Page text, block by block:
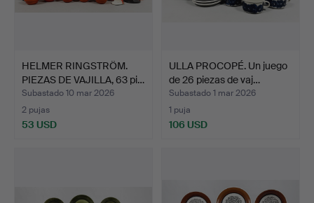
HELMER RINGSTRÖM.
PIEZAS DE VAJILLA, 63 pi…
Subastado 10 mar 2026
2 pujas
53 USD
ULLA PROCOPÉ. Un juego
de 26 piezas de vaj…
Subastado 1 mar 2026
1 puja
106 USD